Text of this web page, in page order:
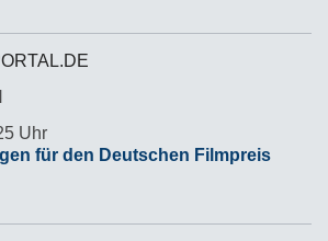
Uhr
für den Deutschen Filmpreis